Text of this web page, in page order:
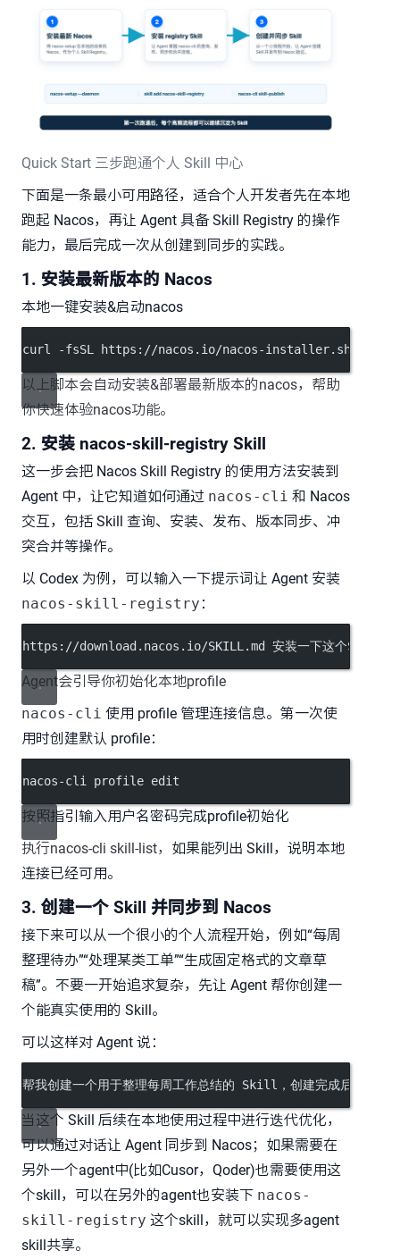
Quick Start 三步跑通个人 Skill 中心
下面是一条最小可用路径，适合个人开发者先在本地
跑起 Nacos，再让 Agent 具备 Skill Registry 的操作
能力，最后完成一次从创建到同步的实践。
1. 安装最新版本的 Nacos
本地一键安装&启动nacos
curl -fsSL https://nacos.io/nacos-installer.sh | bash
以上脚本会自动安装&部署最新版本的nacos，帮助
你快速体验nacos功能。
2. 安装 nacos-skill-registry Skill
这一步会把 Nacos Skill Registry 的使用方法安装到
Agent 中，让它知道如何通过 nacos-cli 和 Nacos
交互，包括 Skill 查询、安装、发布、版本同步、冲
突合并等操作。
以 Codex 为例，可以输入一下提示词让 Agent 安装
nacos-skill-registry ：
https://download.nacos.io/SKILL.md 安装一下这个SKILL并
Agent会引导你初始化本地profile
nacos-cli 使用 profile 管理连接信息。第一次使
用时创建默认 profile：
nacos-cli profile edit
按照指引输入用户名密码完成profile初始化
执行nacos-cli skill-list， 如果能列出 Skill，说明本地
连接已经可用。
3. 创建一个 Skill 并同步到 Nacos
接下来可以从一个很小的个人流程开始，例如“每周
整理待办”“处理某类工单”“生成固定格式的文章草
稿”。不要一开始追求复杂，先让 Agent 帮你创建一
个能真实使用的 Skill。
可以这样对 Agent 说：
帮我创建一个用于整理每周工作总结的 Skill，创建完成后发布到
当这个 Skill 后续在本地使用过程中进行迭代优化，
可以通过对话让 Agent 同步到 Nacos；如果需要在
另外一个agent中(比如Cusor，Qoder)也需要使用这
个skill，可以在另外的agent也安装下 nacos-
skill-registry 这个skill，就可以实现多agent
skill共享。